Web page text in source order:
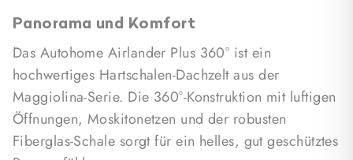
Panorama und Komfort
Das Autohome Airlander Plus 360° ist ein
hochwertiges Hartschalen-Dachzelt aus der
Maggiolina-Serie. Die 360°-Konstruktion mit luftigen
Öffnungen, Moskitonetzen und der robusten
Fiberglas-Schale sorgt für ein helles, gut geschütztes